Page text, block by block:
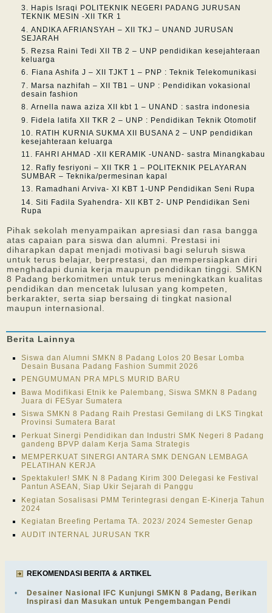
Hapis Israqi POLITEKNIK NEGERI PADANG JURUSAN
TEKNIK MESIN -XII TKR 1
ANDIKA AFRIANSYAH – XII TKJ – UNAND JURUSAN
SEJARAH
Rezsa Raini Tedi XII TB 2 – UNP pendidikan kesejahteraan
keluarga
⁠Fiana Ashifa J – XII TJKT 1 – PNP : Teknik Telekomunikasi
Marsa nazhifah – XII TB1 – UNP : Pendidikan vokasional
desain fashion
Arnella nawa aziza XII kbt 1 – UNAND : sastra indonesia
Fidela latifa XII TKR 2 – UNP : Pendidikan Teknik Otomotif
RATIH KURNIA SUKMA XII BUSANA 2 – UNP pendidikan
kesejahteraan keluarga
FAHRI AHMAD -XII KERAMIK -UNAND- sastra Minangkabau
Rafly fesriyoni – XII TKR 1 – POLITEKNIK PELAYARAN
SUMBAR – Teknika/permesinan kapal
Ramadhani Arviva- XI KBT 1-UNP Pendidikan Seni Rupa
Siti Fadila Syahendra- XII KBT 2- UNP Pendidikan Seni
Rupa
Pihak sekolah menyampaikan apresiasi dan rasa bangga
atas capaian para siswa dan alumni. Prestasi ini
diharapkan dapat menjadi motivasi bagi seluruh siswa
untuk terus belajar, berprestasi, dan mempersiapkan diri
menghadapi dunia kerja maupun pendidikan tinggi. SMKN
8 Padang berkomitmen untuk terus meningkatkan kualitas
pendidikan dan mencetak lulusan yang kompeten,
berkarakter, serta siap bersaing di tingkat nasional
maupun internasional.
Berita Lainnya
Siswa dan Alumni SMKN 8 Padang Lolos 20 Besar Lomba
Desain Busana Padang Fashion Summit 2026
PENGUMUMAN PRA MPLS MURID BARU
Bawa Modifikasi Etnik ke Palembang, Siswa SMKN 8 Padang
Juara di FESyar Sumatera
Siswa SMKN 8 Padang Raih Prestasi Gemilang di LKS Tingkat
Provinsi Sumatera Barat
Perkuat Sinergi Pendidikan dan Industri SMK Negeri 8 Padang
gandeng BPVP dalam Kerja Sama Strategis
MEMPERKUAT SINERGI ANTARA SMK DENGAN LEMBAGA
PELATIHAN KERJA
Spektakuler! SMK N 8 Padang Kirim 300 Delegasi ke Festival
Pantun ASEAN, Siap Ukir Sejarah di Panggu
Kegiatan Sosalisasi PMM Terintegrasi dengan E-Kinerja Tahun
2024
Kegiatan Breefing Pertama TA. 2023/ 2024 Semester Genap
AUDIT INTERNAL JURUSAN TKR
REKOMENDASI BERITA & ARTIKEL
•
Desainer Nasional IFC Kunjungi SMKN 8 Padang, Berikan
Inspirasi dan Masukan untuk Pengembangan Pendi